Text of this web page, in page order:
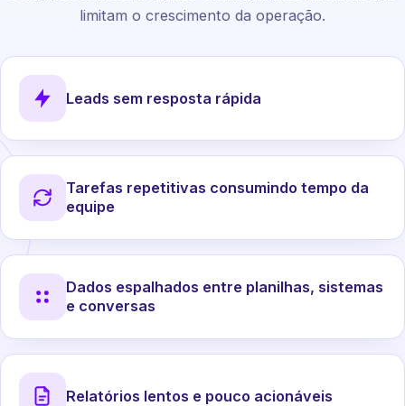
limitam o crescimento da operação.
Leads sem resposta rápida
Tarefas repetitivas consumindo tempo da
equipe
Dados espalhados entre planilhas, sistemas
e conversas
Relatórios lentos e pouco acionáveis